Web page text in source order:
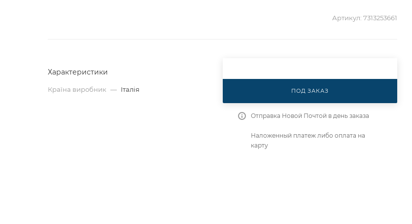
Артикул: 7313253661
Характеристики
Країна виробник — Італія ПОД ЗАКАЗ
Отправка Новой Почтой в день заказа
Наложенный платеж либо оплата на
карту